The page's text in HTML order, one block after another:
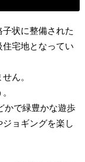
状に整備された
宅地となってい
ん。
かで緑豊かな遊歩
ョギングを楽し